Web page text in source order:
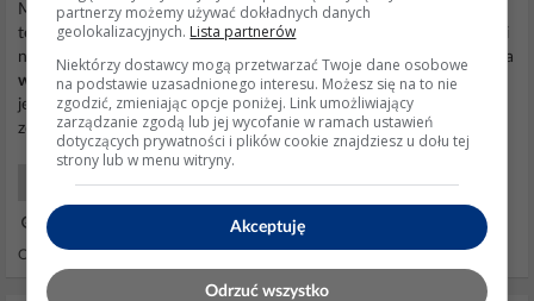
Możliwe, że zbiornik pękł u góry i woda sączy się przez izolację
termiczną i wykapuje przez obudowę zbiornika na dole
na górze bojlera będzie korek z uszczelką to przy odrobinie szczęścia
wyciekmoże być spod tejuszczelkilub sam korek się rozszczelnił
jeśli zastosowano korek z tworzywa sztucznego. Bez
zdemontowania górnej pokrywy to...
Systemy Grzewcze Serwis
07 Cze 2019 17:32
Odpowiedzi: 3 Wyświetleń: 4125
partnerzy możemy używać dokładnych danych
geolokalizacyjnych. Lista partnerów
Niektórzy dostawcy mogą przetwarzać Twoje dane osobowe
na podstawie uzasadnionego interesu. Możesz się na to nie
zgodzić, zmieniając opcje poniżej. Link umożliwiający
zarządzanie zgodą lub jej wycofanie w ramach ustawień
dotyczących prywatności i plików cookie znajdziesz u dołu tej
strony lub w menu witryny.
Akceptuję
Odrzuć wszystko